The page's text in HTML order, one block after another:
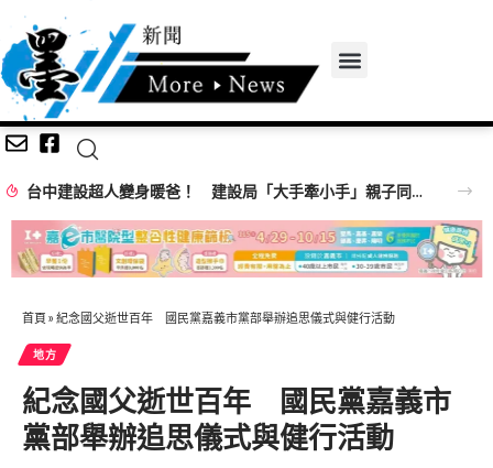
台中建設超人變身暖爸！ 建設局「大手牽小手」親子同樂歡慶父親節
首頁 » 紀念國父逝世百年 國民黨嘉義市黨部舉辦追思儀式與健行活動
地方
紀念國父逝世百年 國民黨嘉義市
黨部舉辦追思儀式與健行活動